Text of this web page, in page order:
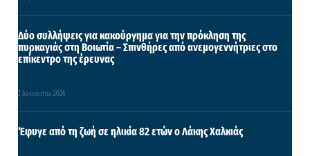
Δύο συλλήψεις για κακούργημα για την πρόκληση της
πυρκαγιάς στη Βοιωτία – Σπινθήρες από ανεμογεννήτριες στο
επίκεντρο της έρευνας
2 Αυγούστου 2026
Έφυγε από τη ζωή σε ηλικία 82 ετών ο Λάκης Χαλκιάς